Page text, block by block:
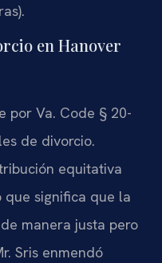
en Hanover
por Va. Code § 20-
de divorcio.
equitativa
que significa que la
manera justa pero
Sris enmendó